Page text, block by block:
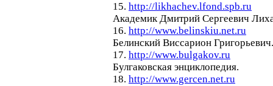
15. http://likhachev.lfond.spb.ru
Академик Дмитрий Сергеевич
16. http://www.belinskiu.net.ru
Белинский Виссарион Григорьевич.
17. http://www.bulgakov.ru
Булгаковская энциклопедия.
18. http://www.gercen.net.ru